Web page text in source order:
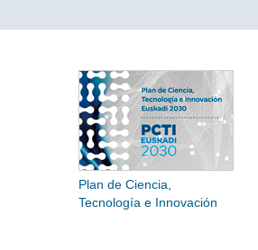
Plan de Ciencia,
Tecnología e Innovación